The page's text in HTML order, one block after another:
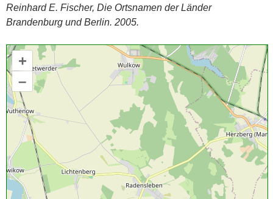
Reinhard E. Fischer, Die Ortsnamen der Länder
Brandenburg und Berlin. 2005.
+
–